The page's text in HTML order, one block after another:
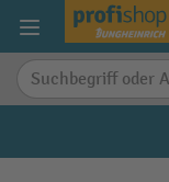
springen